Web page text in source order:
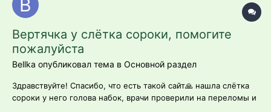
Вертячка у слётка сороки, помогите
пожалуйста
Bellka опубликовал тема в Основной раздел
Здравствуйте! Спасибо, что есть такой сайт🙏 нашла слётка
сороки у него голова набок, врачи проверили на переломы и